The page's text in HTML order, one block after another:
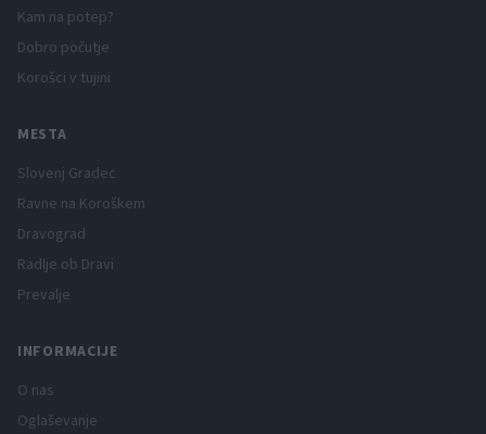
Kam na potep?
Dobro počutje
Korošci v tujini
MESTA
Slovenj Gradec
Ravne na Koroškem
Dravograd
Radlje ob Dravi
Prevalje
INFORMACIJE
O nas
Oglaševanje